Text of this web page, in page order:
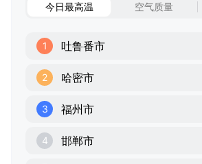
今日最高温 空气质量
1 吐鲁番市
2 哈密市
3 福州市
4 邯郸市